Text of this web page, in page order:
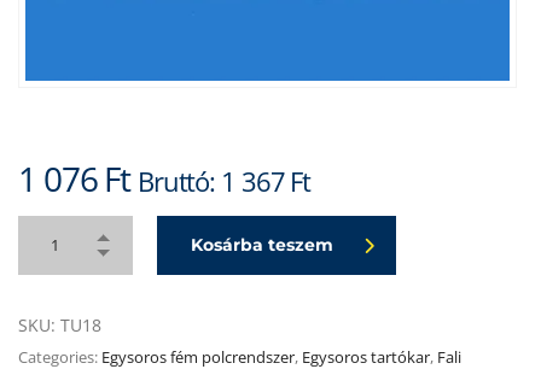
1 076Ft Bruttó: 1 367Ft
Kosárba teszem
SKU: TU18
Categories: Egysoros fém polcrendszer, Egysoros tartókar, Fali